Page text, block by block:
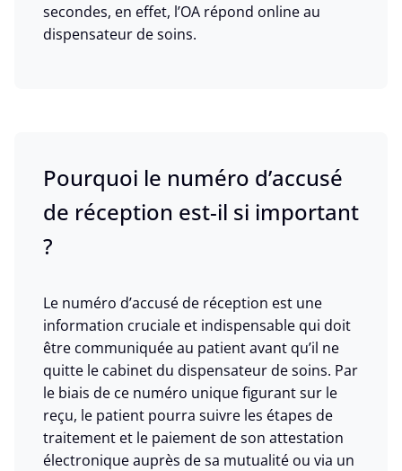
secondes, en effet, l’OA répond online au
dispensateur de soins.
Pourquoi le numéro d’accusé
de réception est-il si important
?
Le numéro d’accusé de réception est une
information cruciale et indispensable qui doit
être communiquée au patient avant qu’il ne
quitte le cabinet du dispensateur de soins. Par
le biais de ce numéro unique figurant sur le
reçu, le patient pourra suivre les étapes de
traitement et le paiement de son attestation
électronique auprès de sa mutualité ou via un